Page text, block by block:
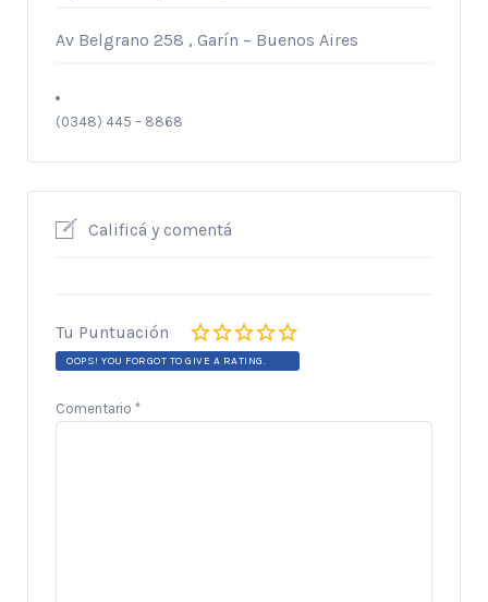
Av Belgrano 258 , Garín – Buenos Aires
(0348) 445 – 8868
Calificá y comentá
Tu Puntuación
OOPS! YOU FORGOT TO GIVE A RATING.
Comentario *